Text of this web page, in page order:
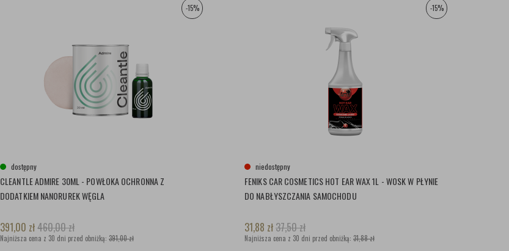
-15%
dostępny
CLEANTLE ADMIRE 30ML - POWŁOKA OCHRONNA Z
DODATKIEM NANORUREK WĘGLA
391,00 zł460,00zł
Najniższa cena z 30 dni przed obniżką: 391,00 zł
-15%
niedostępny
FENIKS CAR COSMETICS HOT EAR WAX 1L - WOSK W PŁYNIE
DO NABŁYSZCZANIA SAMOCHODU
31,88 zł37,50zł
Najniższa cena z 30 dni przed obniżką: 31,88 zł